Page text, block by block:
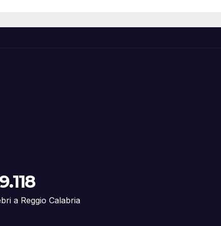
a Reggio Calabria